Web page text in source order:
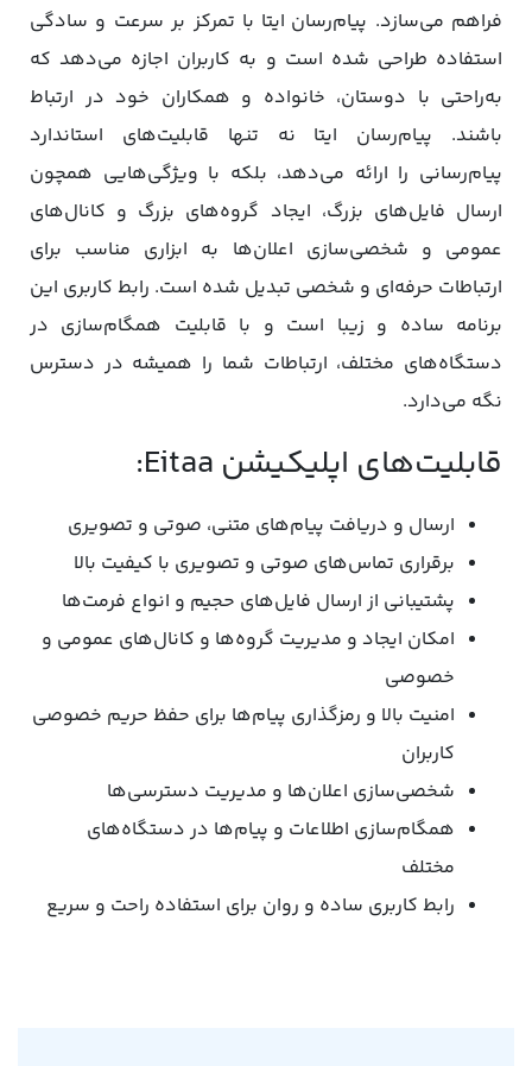
فراهم می‌سازد. پیام‌رسان ایتا با تمرکز بر سرعت و سادگی
استفاده طراحی شده است و به کاربران اجازه می‌دهد که
به‌راحتی با دوستان، خانواده و همکاران خود در ارتباط
باشند. پیام‌رسان ایتا نه تنها قابلیت‌های استاندارد
پیام‌رسانی را ارائه می‌دهد، بلکه با ویژگی‌هایی همچون
ارسال فایل‌های بزرگ، ایجاد گروه‌های بزرگ و کانال‌های
عمومی و شخصی‌سازی اعلان‌ها به ابزاری مناسب برای
ارتباطات حرفه‌ای و شخصی تبدیل شده است. رابط کاربری این
برنامه ساده و زیبا است و با قابلیت همگام‌سازی در
دستگاه‌های مختلف، ارتباطات شما را همیشه در دسترس
نگه می‌دارد.
قابلیت‌های اپلیکیشن Eitaa:
ارسال و دریافت پیام‌های متنی، صوتی و تصویری
برقراری تماس‌های صوتی و تصویری با کیفیت بالا
پشتیبانی از ارسال فایل‌های حجیم و انواع فرمت‌ها
امکان ایجاد و مدیریت گروه‌ها و کانال‌های عمومی و
خصوصی
امنیت بالا و رمزگذاری پیام‌ها برای حفظ حریم خصوصی
کاربران
شخصی‌سازی اعلان‌ها و مدیریت دسترسی‌ها
همگام‌سازی اطلاعات و پیام‌ها در دستگاه‌های
مختلف
رابط کاربری ساده و روان برای استفاده راحت و سریع